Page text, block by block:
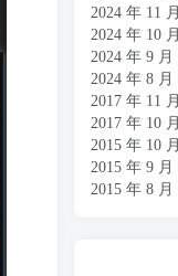
2024 年 11 月
2024 年 10 月
2024 年 9 月
2024 年 8 月
2017 年 11 月
2017 年 10 月
2015 年 10 月
2015 年 9 月
2015 年 8 月